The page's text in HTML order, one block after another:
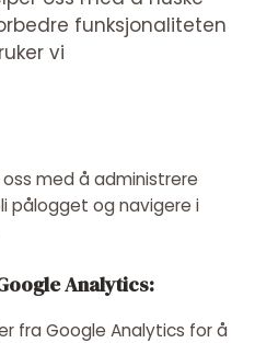
funksjonaliteten
vi
med å administrere
pålogget og navigere i
Analytics:
fra Google Analytics for å